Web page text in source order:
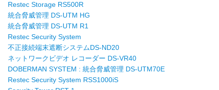
Restec Storage RS520R
DOBERMAN SYSTEM
リステックサポート付きPC
サーバー機能一覧
バイク販売業
介護福祉
ビジネスメールの基礎知識
企業の情報漏えい対策
サーバー関連製品の保証内容
DOBERMAN SYSTEM保証内容
リモート保守について
RESTEC遠隔サポートご利用方法・免責事項
販売店募集
よくあるお問い合わせ
Restec Storage RS500R
統合脅威管理 DS-UTM HG
統合脅威管理 DS-UTM R1
Restec Security System
不正接続端末遮断システムDS-ND20
ネットワークビデオ レコーダー DS-VR40
DOBERMAN SYSTEM : 統合脅威管理 DS-UTM70E
Restec Security System RSS1000iS